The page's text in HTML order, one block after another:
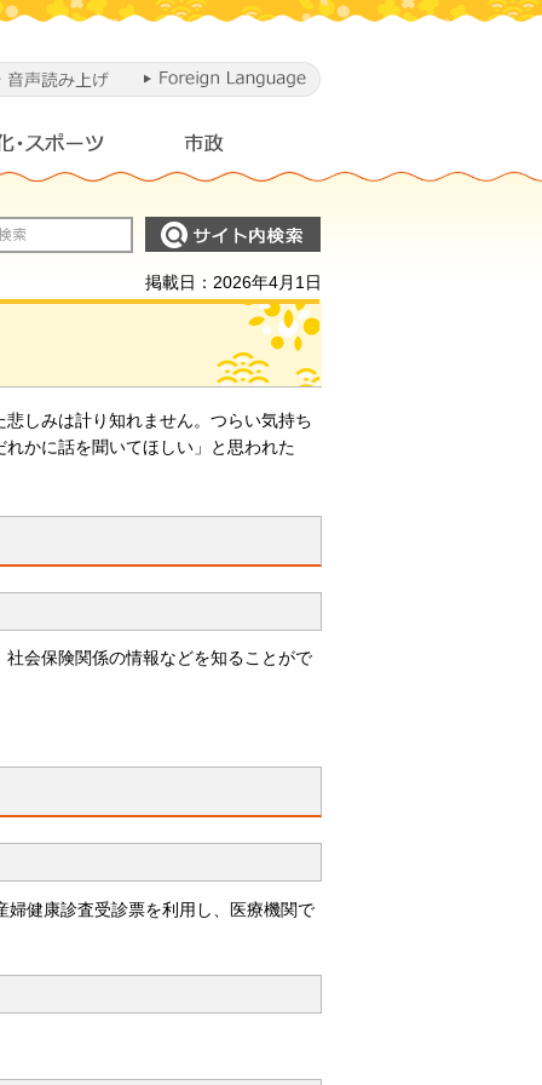
掲載日：2026年4月1日
しみは計り知れません。つらい気持ち
かに話を聞いてほしい」と思われた
会保険関係の情報などを知ることがで
婦健康診査受診票を利用し、医療機関で